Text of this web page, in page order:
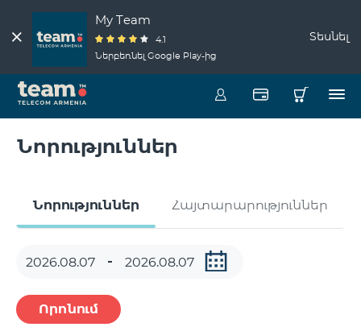
My Team
4.1
Ներբեռնել Google Play-ից
Տեսնել
Նորություններ
Նորություններ Հայտարարություններ
Որոնում